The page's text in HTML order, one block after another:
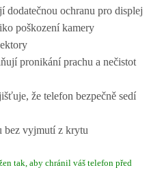
dodatečnou ochranu pro displej
poškození kamery
pronikání prachu a nečistot
že telefon bezpečně sedí
bez vyjmutí z krytu
tak, aby chránil váš telefon před